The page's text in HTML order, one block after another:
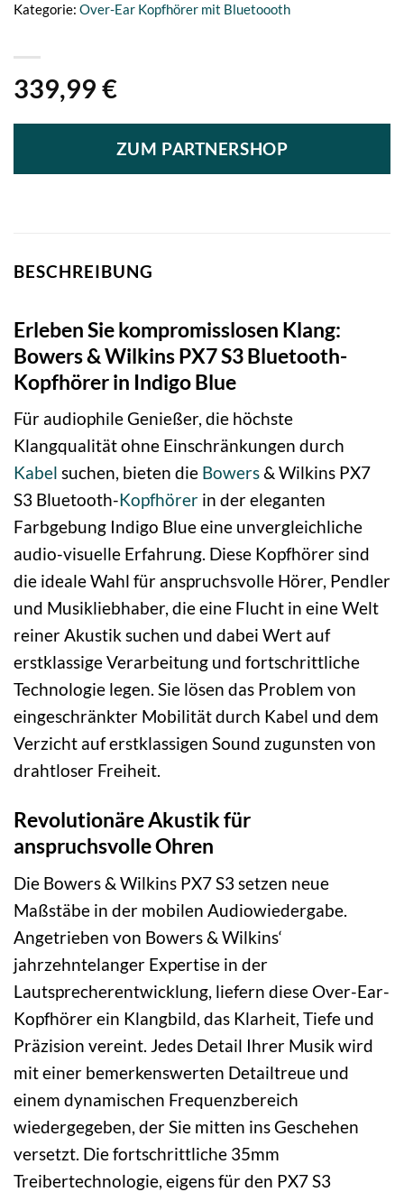
339,99 €
ZUM PARTNERSHOP
Kategorie: Over-Ear Kopfhörer mit Bluetoooth
BESCHREIBUNG
Erleben Sie kompromisslosen Klang:
Bowers & Wilkins PX7 S3 Bluetooth-
Kopfhörer in Indigo Blue
Für audiophile Genießer, die höchste
Klangqualität ohne Einschränkungen durch
Kabel suchen, bieten die Bowers& Wilkins PX7
S3 Bluetooth-Kopfhörer in der eleganten
Farbgebung Indigo Blue eine unvergleichliche
audio-visuelle Erfahrung. Diese Kopfhörer sind
die ideale Wahl für anspruchsvolle Hörer, Pendler
und Musikliebhaber, die eine Flucht in eine Welt
reiner Akustik suchen und dabei Wert auf
erstklassige Verarbeitung und fortschrittliche
Technologie legen. Sie lösen das Problem von
eingeschränkter Mobilität durch Kabel und dem
Verzicht auf erstklassigen Sound zugunsten von
drahtloser Freiheit.
Revolutionäre Akustik für
anspruchsvolle Ohren
Die Bowers & Wilkins PX7 S3 setzen neue
Maßstäbe in der mobilen Audiowiedergabe.
Angetrieben von Bowers & Wilkins‘
jahrzehntelanger Expertise in der
Lautsprecherentwicklung, liefern diese Over-Ear-
Kopfhörer ein Klangbild, das Klarheit, Tiefe und
Präzision vereint. Jedes Detail Ihrer Musik wird
mit einer bemerkenswerten Detailtreue und
einem dynamischen Frequenzbereich
wiedergegeben, der Sie mitten ins Geschehen
versetzt. Die fortschrittliche 35mm
Treibertechnologie, eigens für den PX7 S3